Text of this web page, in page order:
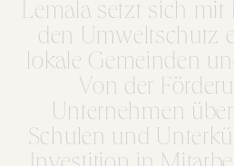
Lemala setzt sich mit
den Umweltschutz
lokale Gemeinden
Von der
Unternehmen
Schulen und